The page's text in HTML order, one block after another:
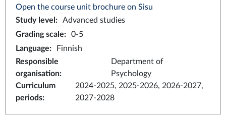
Open the course unit brochure on Sisu
Study level :
Advanced studies
Grading scale:
0-5
Language:
Finnish
Responsible
organisation:
Department of
Psychology
Curriculum
periods:
2024-2025, 2025-2026, 2026-2027,
2027-2028